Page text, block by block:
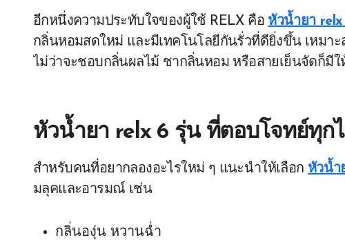
อีกหนึ่งความประทับใจของผู้ใช้ RELX คือ หัวน้ำยา
กลิ่นหอมสดใหม่ และมีเทคโนโลยีกันรั่วที่ดียิ่งขึ้น เหมา
ไม่ว่าจะชอบกลิ่นผลไม้ ชากลิ่นหอม หรือสายเย็นจัดก็มีใ
หัวน้ำยา relx 6 รุ่น ที่ตอบโจทย์ทุก
สำหรับคนที่อยากลองอะไรใหม่ ๆ แนะนำให้เลือก หัวน้ำ
มลุคและอารมณ์ เช่น
กลิ่นองุ่น หวานฉ่ำ